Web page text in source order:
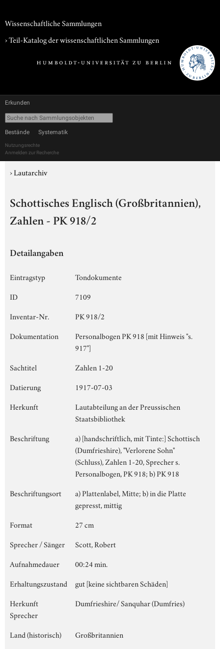
Wissenschaftliche Sammlungen
› Teil-Katalog der wissenschaftlichen Sammlungen
Erkunden
Bestände Systematik
Nutzungsrechte
Anmelden zur Recherche
›Lautarchiv
Schottisches Englisch (Großbritannien),
Zahlen - PK 918/2
Detailangaben
Eintragstyp
Tondokumente
ID
7109
Inventar-Nr.
PK 918/2
Dokumentation
Personalbogen PK 918 [mit Hinweis "s.
917"]
Sachtitel
Zahlen 1-20
Datierung
1917-07-03
Herkunft
Lautabteilung an der Preussischen
Staatsbibliothek
Beschriftung
a) [handschriftlich, mit Tinte:] Schottisch
(Dumfrieshire), "Verlorene Sohn"
(Schluss), Zahlen 1-20, Sprecher s.
Personalbogen, PK 918; b) PK 918
Beschriftungsort
a) Plattenlabel, Mitte; b) in die Platte
gepresst, mittig
Format
27 cm
Sprecher / Sänger
Scott, Robert
Aufnahmedauer
00:24 min.
Erhaltungszustand
gut [keine sichtbaren Schäden]
Herkunft
Sprecher
Dumfrieshire/ Sanquhar (Dumfries)
Land (historisch) Großbritannien